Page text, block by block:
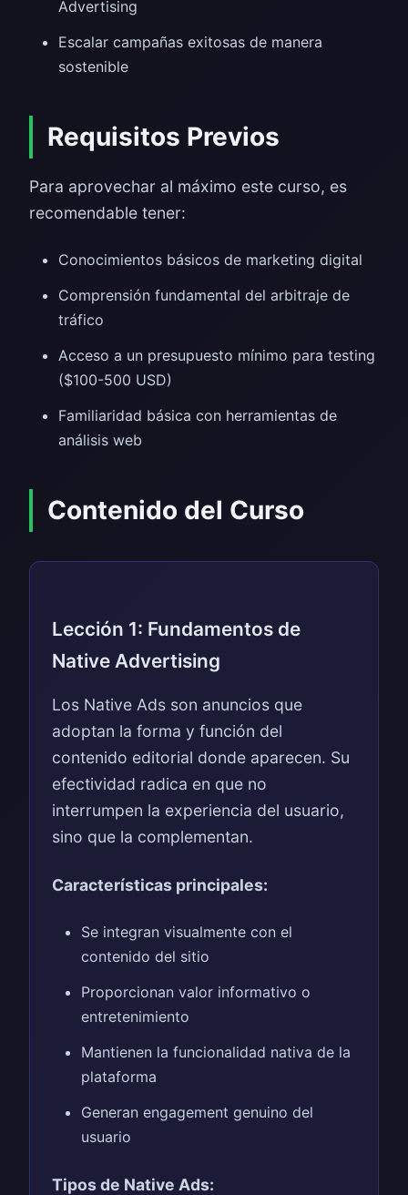
Advertising
Escalar campañas exitosas de manera
sostenible
Requisitos Previos
Para aprovechar al máximo este curso, es
recomendable tener:
Conocimientos básicos de marketing digital
Comprensión fundamental del arbitraje de
tráfico
Acceso a un presupuesto mínimo para testing
($100-500 USD)
Familiaridad básica con herramientas de
análisis web
Contenido del Curso
Lección 1: Fundamentos de
Native Advertising
Los Native Ads son anuncios que
adoptan la forma y función del
contenido editorial donde aparecen. Su
efectividad radica en que no
interrumpen la experiencia del usuario,
sino que la complementan.
Características principales:
Se integran visualmente con el
contenido del sitio
Proporcionan valor informativo o
entretenimiento
Mantienen la funcionalidad nativa de la
plataforma
Generan engagement genuino del
usuario
Tipos de Native Ads: